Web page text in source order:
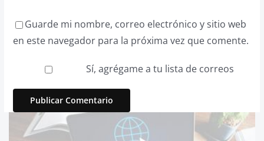
Guarde mi nombre, correo electrónico y sitio web
en este navegador para la próxima vez que comente.
Sí, agrégame a tu lista de correos